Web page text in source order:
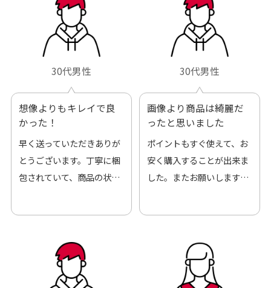
30代男性
想像よりもキレイで良
かった！
早く送っていただきありが
とうございます。丁寧に梱
包されていて、商品の状態
30代男性
画像より商品は綺麗だ
ったと思いました
ポイントもすぐ使えて、お
安く購入することが出来ま
した。またお願いします、